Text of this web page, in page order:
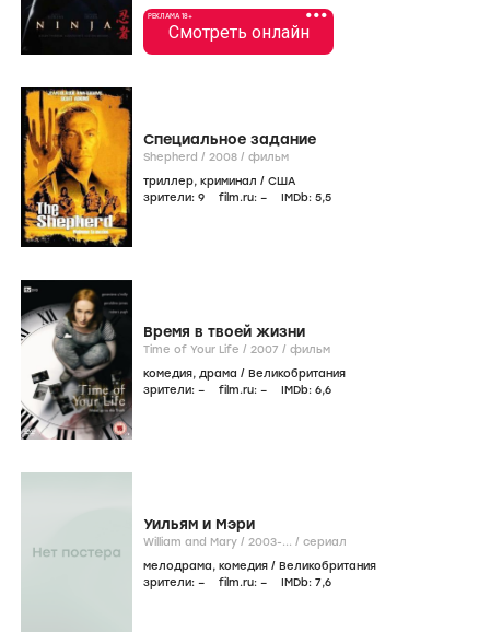
•••
РЕКЛАМА 18+
Смотреть онлайн
Специальное задание
Shepherd / 2008 / фильм
триллер, криминал / США
зрители: 9 film.ru: – IMDb: 5,5
Время в твоей жизни
Time of Your Life / 2007 / фильм
комедия, драма / Великобритания
зрители: – film.ru: – IMDb: 6,6
Уильям и Мэри
William and Mary / 2003-... / сериал
мелодрама, комедия / Великобритания
зрители: – film.ru: – IMDb: 7,6